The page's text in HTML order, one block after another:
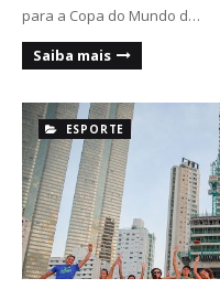
para a Copa do Mundo d…
Saiba mais
ESPORTE